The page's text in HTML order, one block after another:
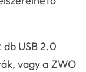
db USB 2.0
vagy a ZWO